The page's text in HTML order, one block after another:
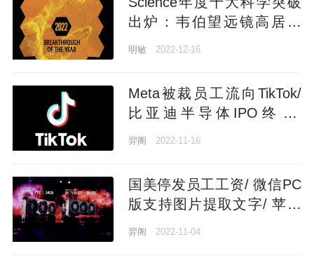
出炉：韦伯望远镜高居榜
首，AIGC、NASA主动撞击
明敏 2022-12-16
Meta被裁员工流向TikTok/
比亚迪半导体IPO终止/
NASA登月火箭今日发射…
羿阁 2022-11-16
国美停发员工工资/ 微信PC
版支持图片提取文字/ 苹果
亚马逊高通冻结招聘…今日
羿阁 2022-11-04